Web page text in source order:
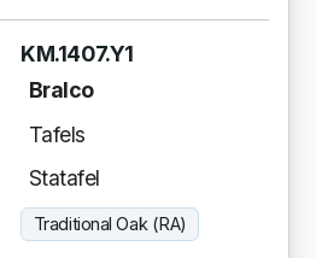
KM.1407.Y1
Bralco
Tafels
Statafel
Traditional Oak (RA)